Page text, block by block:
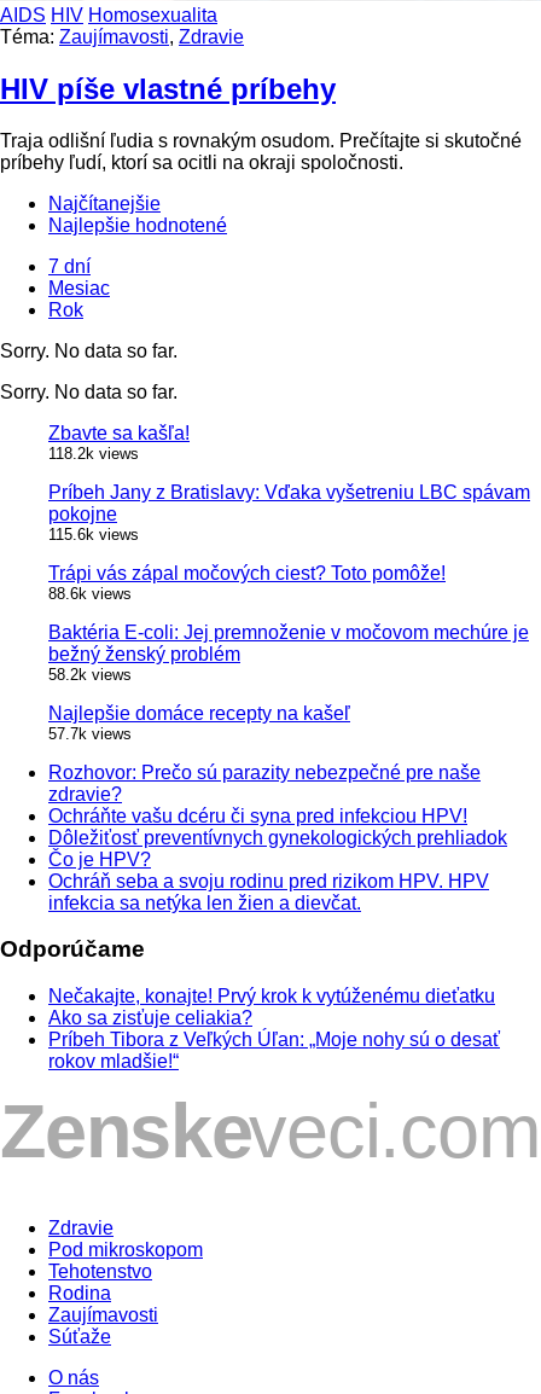
AIDS HIV Homosexualita
Téma: Zaujímavosti, Zdravie
HIV píše vlastné príbehy
Traja odlišní ľudia s rovnakým osudom. Prečítajte si skutočné
príbehy ľudí, ktorí sa ocitli na okraji spoločnosti.
Najčítanejšie
Najlepšie hodnotené
7 dní
Mesiac
Rok
Sorry. No data so far.
Sorry. No data so far.
Zbavte sa kašľa!
118.2k views
Príbeh Jany z Bratislavy: Vďaka vyšetreniu LBC spávam
pokojne
115.6k views
Trápi vás zápal močových ciest? Toto pomôže!
88.6k views
Baktéria E-coli: Jej premnoženie v močovom mechúre je
bežný ženský problém
58.2k views
Najlepšie domáce recepty na kašeľ
57.7k views
Rozhovor: Prečo sú parazity nebezpečné pre naše
zdravie?
Ochráňte vašu dcéru či syna pred infekciou HPV!
Dôležiťosť preventívnych gynekologických prehliadok
Čo je HPV?
Ochráň seba a svoju rodinu pred rizikom HPV. HPV
infekcia sa netýka len žien a dievčat.
Odporúčame
Nečakajte, konajte! Prvý krok k vytúženému dieťatku
Ako sa zisťuje celiakia?
Príbeh Tibora z Veľkých Úľan: „Moje nohy sú o desať
rokov mladšie!“
Zdravie
Pod mikroskopom
Tehotenstvo
Rodina
Zaujímavosti
Súťaže
O nás